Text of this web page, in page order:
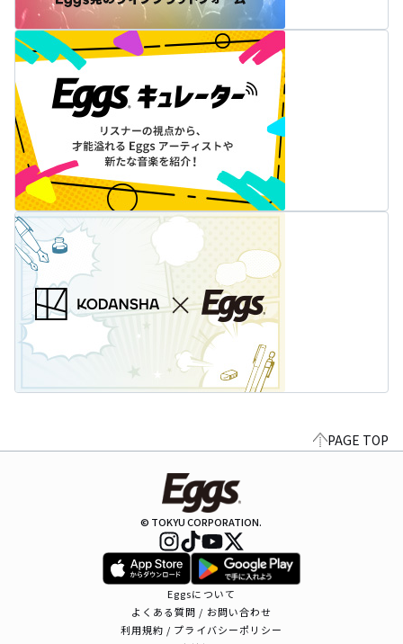
PAGE TOP
© TOKYU CORPORATION.
Eggsについて
よくある質問 / お問い合わせ
利用規約 / プライバシーポリシー